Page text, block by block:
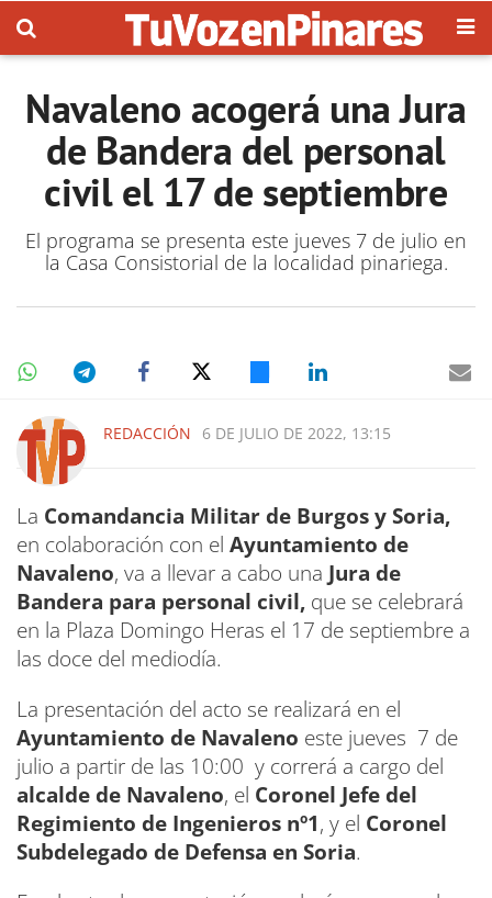
Navaleno acogerá una Jura
de Bandera del personal
civil el 17 de septiembre
El programa se presenta este jueves 7 de julio en
la Casa Consistorial de la localidad pinariega.
REDACCIÓN 6 DE JULIO DE 2022, 13:15
La Comandancia Militar de Burgos y Soria,
en colaboración con el Ayuntamiento de
Navaleno, va a llevar a cabo una Jura de
Bandera para personal civil, que se celebrará
en la Plaza Domingo Heras el 17 de septiembre a
las doce del mediodía.
La presentación del acto se realizará en el
Ayuntamiento de Navaleno este jueves 7 de
julio a partir de las 10:00 y correrá a cargo del
alcalde de Navaleno, el Coronel Jefe del
Regimiento de Ingenieros nº1, y el Coronel
Subdelegado de Defensa en Soria.